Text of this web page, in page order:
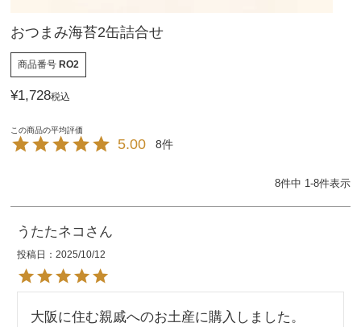
おつまみ海苔2缶詰合せ
商品番号 RO2
¥1,728税込
5.00 8
8件中 1-8件表示
うたたネコ
投稿日 2025/10/12
大阪に住む親戚へのお土産に購入しました。